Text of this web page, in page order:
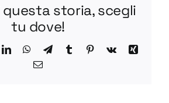
questa storia, scegli
tu dove!
LinkedInWhatsApp
TelegramTumblr Pinterest
Vk
Xing
Email